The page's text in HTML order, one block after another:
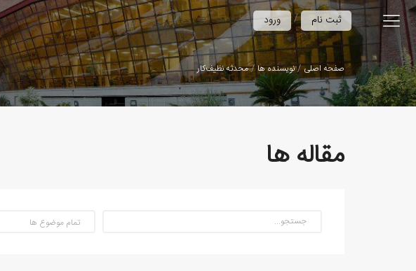
ورود / ثبت نام
صفحه اصلی نویسنده ها محدثه نظیف‌کار
مقاله ها